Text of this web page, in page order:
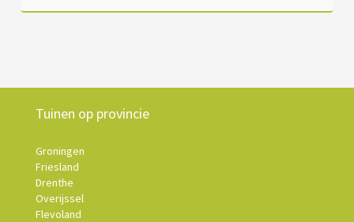
Tuinen op provincie
Groningen
Friesland
Drenthe
Overijssel
Flevoland